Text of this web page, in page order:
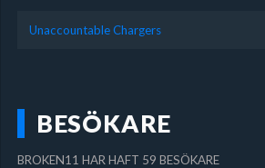
Unaccountable Chargers
BESÖKARE
BROKEN11 HAR HAFT 59 BESÖKARE